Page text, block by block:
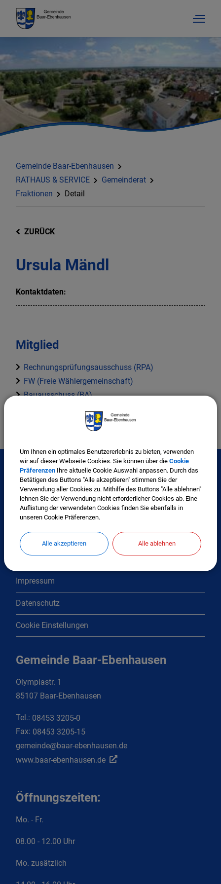
Gemeinde Baar-Ebenhausen
RATHAUS & SERVICE
Gemeinderat
Fraktionen
Detail
ZURÜCK
Ursula Mändl
Kontaktdaten:
Mitglied
Rechnungsprüfungsausschuss (RPA)
FW (Freie Wählergemeinschaft)
Bauausschuss (BA)
Interessante Links
Kontakt
Inhaltsverzeichnis
Impressum
Datenschutz
Cookie Einstellungen
Gemeinde Baar-Ebenhausen
Olympiastr. 1
85107 Baar-Ebenhausen
Tel.: 08453 3205-0
Fax: 08453 3205-15
gemeinde@baar-ebenhausen.de
www.baar-ebenhausen.de
Öffnungszeiten:
Mo. - Fr.
08.00 - 12.00 Uhr
Mo. zusätzlich
Um Ihnen ein optimales Benutzererlebnis zu bieten, verwenden
wir auf dieser Webseite Cookies. Sie können über die Cookie
Präferenzen Ihre aktuelle Cookie Auswahl anpassen. Durch das
Betätigen des Buttons "Alle akzeptieren" stimmen Sie der
Verwendung aller Cookies zu. Mithilfe des Buttons "Alle ablehnen"
lehnen Sie der Verwendung nicht erforderlicher Cookies ab. Eine
Auflistung der verwendeten Cookies finden Sie ebenfalls in
unseren Cookie Präferenzen.
Alle akzeptieren Alle ablehnen